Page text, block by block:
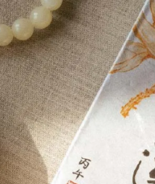
藍印）的結果。有趣的
格更高。
採用時間跨度在2~3年的
通常以布朗山為主，
節上的拚配。